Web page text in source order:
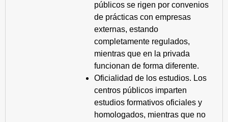
públicos se rigen por convenios
de prácticas con empresas
externas, estando
completamente regulados,
mientras que en la privada
funcionan de forma diferente.
Oficialidad de los estudios. Los
centros públicos imparten
estudios formativos oficiales y
homologados, mientras que no